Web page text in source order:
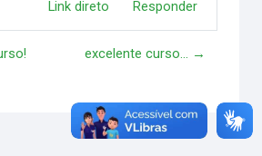
Link direto Responder
excelente curso... →